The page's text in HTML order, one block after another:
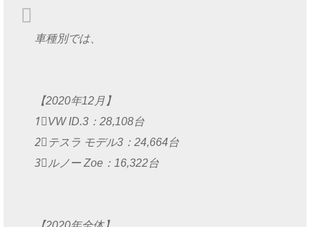
車種別では、
【2020年12月】
1⃣VW ID.3：28,108台
2⃣テスラ モデル3：24,664台
3⃣ルノー Zoe：16,322台